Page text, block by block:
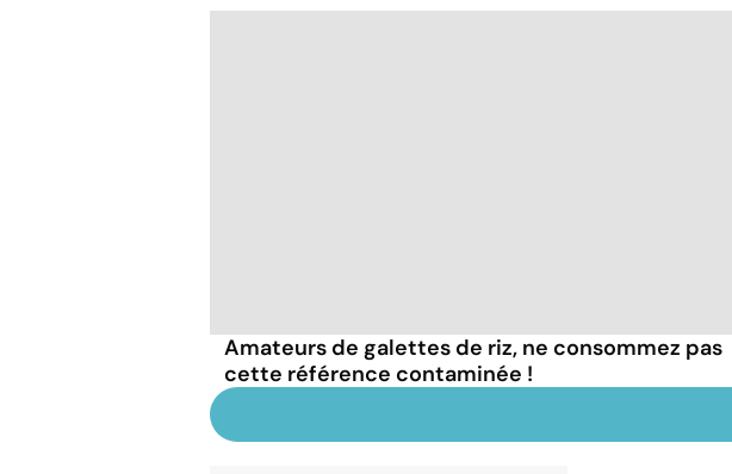
Amateurs de galettes de riz, ne consommez pas
cette référence contaminée !